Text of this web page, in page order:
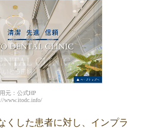
元：公式HP
www.itodc.info/
くした患者に対し、インプラ